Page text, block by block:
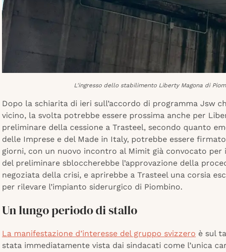
L'ingresso dello stabilimento Liberty Magona di
Dopo la schiarita di ieri sull’accordo di programma Jsw
vicino, la svolta potrebbe essere prossima anche per
preliminare della cessione a Trasteel, secondo quanto
delle Imprese e del Made in Italy, potrebbe essere
giorni, con un nuovo incontro al Mimit già convocato per
del preliminare sbloccherebbe l’approvazione della
negoziata della crisi, e aprirebbe a Trasteel una corsia
per rilevare l’impianto siderurgico di Piombino.
Un lungo periodo di stallo
La manifestazione d’interesse del gruppo svizzero è sul
stata immediatamente vista dai sindacati come l’unica